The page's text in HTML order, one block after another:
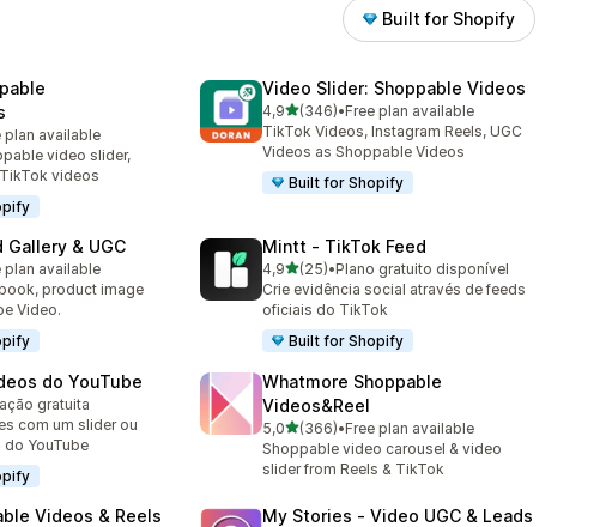
Built for Shopify
plan available
video slider,
videos
Video Slider: Shoppable Videos
4,9de 5 estrelas
(346)
346 total de avaliações
•Free plan available
TikTok Videos, Instagram Reels, UGC
Videos as Shoppable Videos
Built for Shopify
Gallery & UGC
plan available
product image
Video.
Mintt ‑ TikTok Feed
4,9de 5 estrelas
(25)
25 total de avaliações
•Plano gratuito disponível
Crie evidência social através de feeds
oficiais do TikTok
Built for Shopify
do YouTube
gratuita
com um slider ou
YouTube
Whatmore Shoppable
Videos&Reel
5,0de 5 estrelas
(366)
366 total de avaliações
•Free plan available
Shoppable video carousel & video
slider from Reels & TikTok
Videos & Reels My Stories ‑ Video UGC & Leads